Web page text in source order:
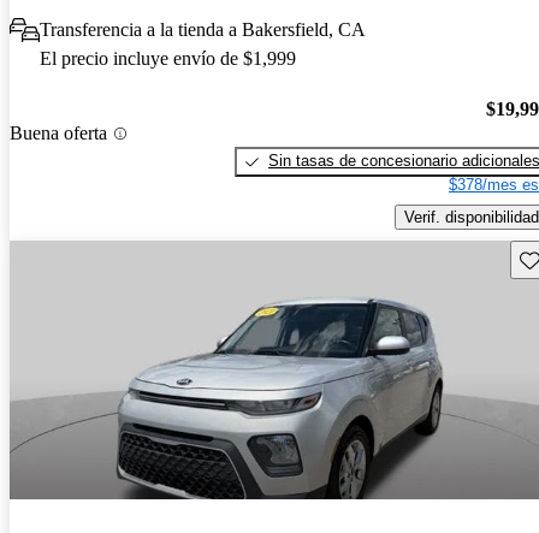
Transferencia a la tienda a Bakersfield, CA
El precio incluye envío de $1,999
Buena oferta
Sin tasas de concesionario adicionales
$378/mes
Verif. disponibilidad